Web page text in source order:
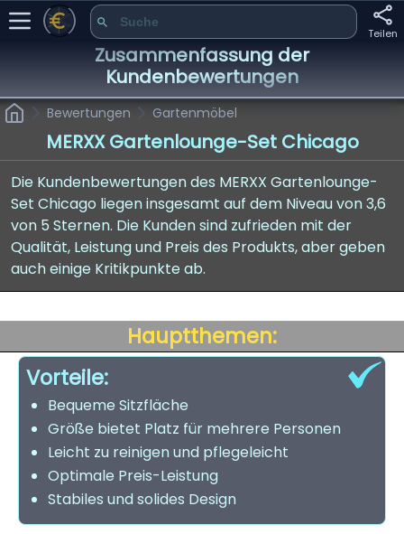
Teilen
Zusammenfassung der
Kundenbewertungen
Bewertungen Gartenmöbel
MERXX Gartenlounge-Set Chicago
Die Kundenbewertungen des MERXX Gartenlounge-
Set Chicago liegen insgesamt auf dem Niveau von 3,6
von 5 Sternen. Die Kunden sind zufrieden mit der
Qualität, Leistung und Preis des Produkts, aber geben
auch einige Kritikpunkte ab.
Hauptthemen:
Vorteile:
Bequeme Sitzfläche
Größe bietet Platz für mehrere Personen
Leicht zu reinigen und pflegeleicht
Optimale Preis-Leistung
Stabiles und solides Design